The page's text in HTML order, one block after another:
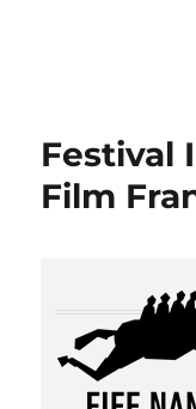
Festival
Film